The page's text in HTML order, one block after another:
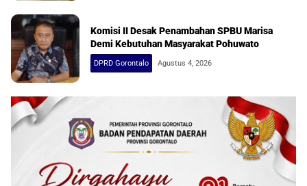
Komisi II Desak Penambahan SPBU Marisa
Demi Kebutuhan Masyarakat Pohuwato
DPRD Gorontalo Agustus 4, 2026